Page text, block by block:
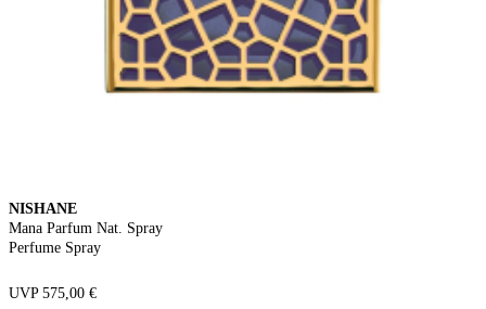
NISHANE
Mana Parfum Nat. Spray
Perfume Spray
UVP 575,00 €